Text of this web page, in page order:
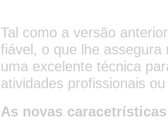
Tal como a versão
fiável, o que lhe
uma excelente técnica
atividades profissionais
As novas